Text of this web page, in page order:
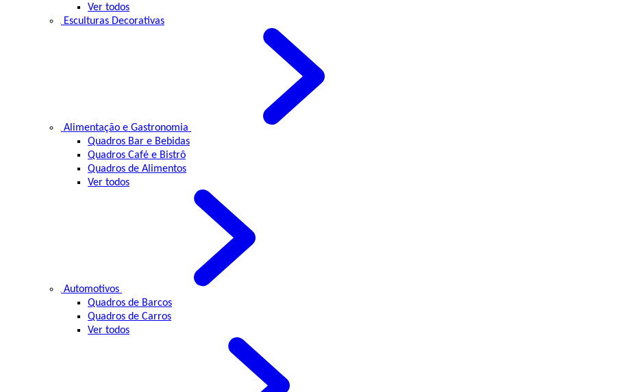
Ver todos
Esculturas Decorativas
Alimentação e Gastronomia
Quadros Bar e Bebidas
Quadros Café e Bistrô
Quadros de Alimentos
Ver todos
Automotivos
Quadros de Barcos
Quadros de Carros
Ver todos